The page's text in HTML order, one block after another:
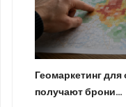
Геомаркетинг
получают брони…